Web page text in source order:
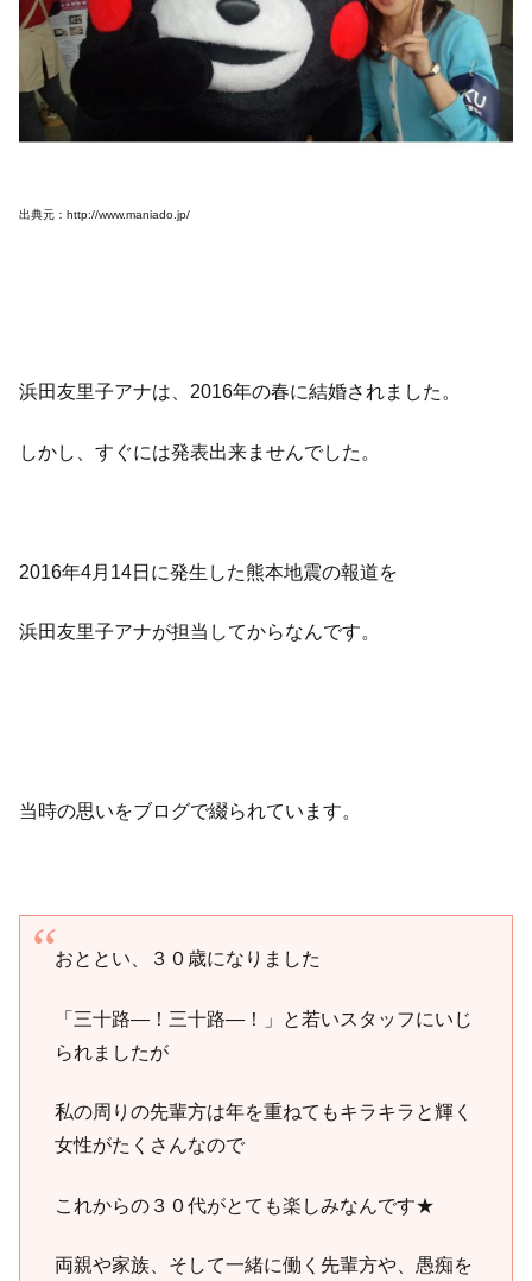
出典元：http://www.maniado.jp/
浜田友里子アナは、2016年の春に結婚されました。
しかし、すぐには発表出来ませんでした。
2016年4月14日に発生した熊本地震の報道を
浜田友里子アナが担当してからなんです。
当時の思いをブログで綴られています。
おととい、３０歳になりました
「三十路―！三十路―！」と若いスタッフにいじ
られましたが
私の周りの先輩方は年を重ねてもキラキラと輝く
女性がたくさんなので
これからの３０代がとても楽しみなんです★
両親や家族、そして一緒に働く先輩方や、愚痴を